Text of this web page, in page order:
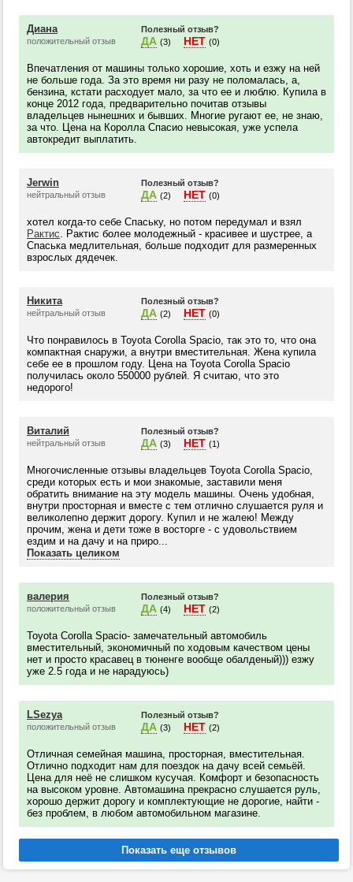
Диана
положительный отзыв
Полезный отзыв?
ДА (3) НЕТ (0)
Впечатления от машины только хорошие, хоть и езжу на ней
не больше года. За это время ни разу не поломалась, а,
бензина, кстати расходует мало, за что ее и люблю. Купила в
конце 2012 года, предварительно почитав отзывы
владельцев нынешних и бывших. Многие ругают ее, не знаю,
за что. Цена на Королла Спасио невысокая, уже успела
автокредит выплатить.
Jerwin
нейтральный отзыв
Полезный отзыв?
ДА (2) НЕТ (0)
хотел когда-то себе Спаську, но потом передумал и взял
Рактис. Рактис более молодежный - красивее и шустрее, а
Спаська медлительная, больше подходит для размеренных
взрослых дядечек.
Никита
нейтральный отзыв
Полезный отзыв?
ДА (2) НЕТ (0)
Что понравилось в Toyota Corolla Spacio, так это то, что она
компактная снаружи, а внутри вместительная. Жена купила
себе ее в прошлом году. Цена на Toyota Corolla Spacio
получилась около 550000 рублей. Я считаю, что это
недорого!
Виталий
нейтральный отзыв
Полезный отзыв?
ДА (3) НЕТ (1)
Многочисленные отзывы владельцев Toyota Corolla Spacio,
среди которых есть и мои знакомые, заставили меня
обратить внимание на эту модель машины. Очень удобная,
внутри просторная и вместе с тем отлично слушается руля и
великолепно держит дорогу. Купил и не жалею! Между
прочим, жена и дети тоже в восторге - с удовольствием
ездим и на дачу и на приро...
Показать целиком
валерия
положительный отзыв
Полезный отзыв?
ДА (4) НЕТ (2)
Toyota Сorolla Spacio- замечательный автомобиль
вместительный, экономичный по ходовым качеством цены
нет и просто красавец в тюненге вообще обалденый))) езжу
уже 2.5 года и не нарадуюсь)
LSezya
положительный отзыв
Полезный отзыв?
ДА (3) НЕТ (2)
Отличная семейная машина, просторная, вместительная.
Отлично подходит нам для поездок на дачу всей семьёй.
Цена для неё не слишком кусучая. Комфорт и безопасность
на высоком уровне. Автомашина прекрасно слушается руль,
хорошо держит дорогу и комплектующие не дорогие, найти -
без проблем, в любом автомобильном магазине.